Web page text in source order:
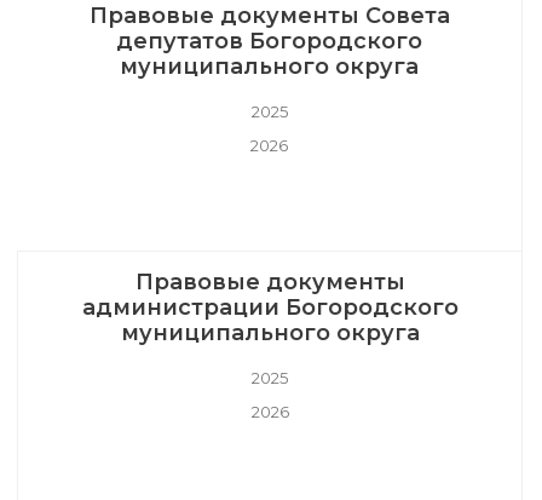
Правовые документы Совета
депутатов Богородского
муниципального округа
2025
2026
Правовые документы
администрации Богородского
муниципального округа
2025
2026